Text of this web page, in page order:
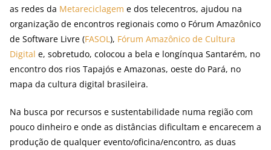
as redes da Metareciclagem e dos telecentros, ajudou na
organização de encontros regionais como o Fórum Amazônico
de Software Livre (FASOL), Fórum Amazônico de Cultura
Digital e, sobretudo, colocou a bela e longínqua Santarém, no
encontro dos rios Tapajós e Amazonas, oeste do Pará, no
mapa da cultura digital brasileira.
Na busca por recursos e sustentabilidade numa região com
pouco dinheiro e onde as distâncias dificultam e encarecem a
produção de qualquer evento/oficina/encontro, as duas